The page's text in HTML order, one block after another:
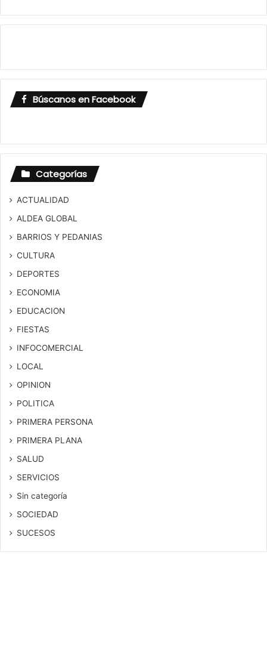
Búscanos en Facebook
Categorías
ACTUALIDAD
ALDEA GLOBAL
BARRIOS Y PEDANIAS
CULTURA
DEPORTES
ECONOMIA
EDUCACION
FIESTAS
INFOCOMERCIAL
LOCAL
OPINION
POLITICA
PRIMERA PERSONA
PRIMERA PLANA
SALUD
SERVICIOS
Sin categoría
SOCIEDAD
SUCESOS